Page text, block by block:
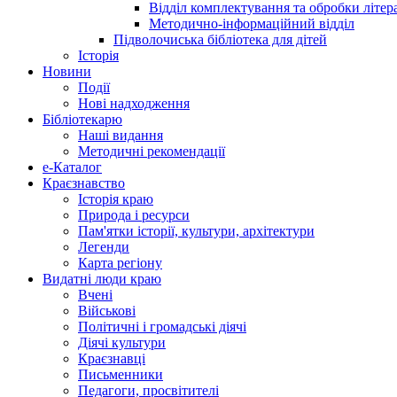
Відділ комплектування та обробки
Методично-інформаційний відділ
Підволочиська бібліотека для дітей
Історія
Новини
Події
Нові надходження
Бібліотекарю
Наші видання
Методичні рекомендації
e-Каталог
Краєзнавство
Історія краю
Природа і ресурси
Пам'ятки історії, культури, архітектури
Легенди
Карта регіону
Видатні люди краю
Вчені
Військові
Політичні і громадські діячі
Діячі культури
Краєзнавці
Письменники
Педагоги, просвітителі